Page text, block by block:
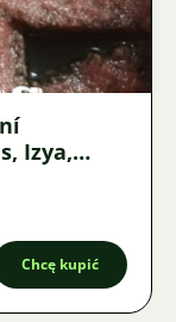
Izya,
Chcę kupić